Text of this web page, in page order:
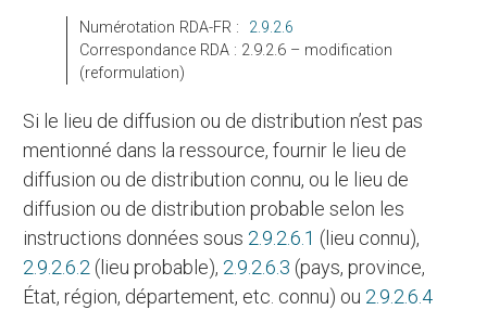
Numérotation RDA-FR : 2.9.2.6
Correspondance RDA : 2.9.2.6 – modification
(reformulation)
Si le lieu de diffusion ou de distribution n’est pas
mentionné dans la ressource, fournir le lieu de
diffusion ou de distribution connu, ou le lieu de
diffusion ou de distribution probable selon les
instructions données sous 2.9.2.6.1 (lieu connu),
2.9.2.6.2 (lieu probable), 2.9.2.6.3 (pays, province,
État, région, département, etc. connu) ou 2.9.2.6.4